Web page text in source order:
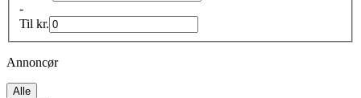
-
Til kr.
Annoncør
Alle